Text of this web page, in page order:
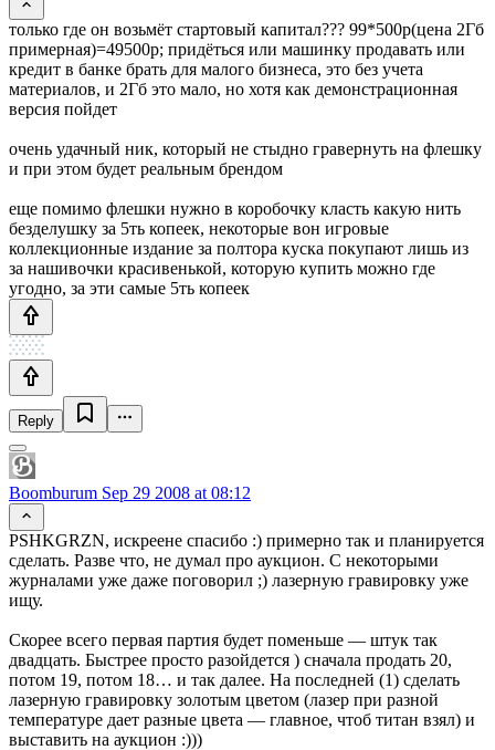
только где он возьмёт стартовый капитал??? 99*500р(цена 2Гб
примерная)=49500р; придёться или машинку продавать или
кредит в банке брать для малого бизнеса, это без учета
материалов, и 2Гб это мало, но хотя как демонстрационная
версия пойдет
очень удачный ник, который не стыдно гравернуть на флешку
и при этом будет реальным брендом
еще помимо флешки нужно в коробочку класть какую нить
безделушку за 5ть копеек, некоторые вон игровые
коллекционные издание за полтора куска покупают лишь из
за нашивочки красивенькой, которую купить можно где
угодно, за эти самые 5ть копеек
Reply
Boomburum Sep 29 2008 at 08:12
PSHKGRZN, искреене спасибо :) примерно так и планируется
сделать. Разве что, не думал про аукцион. С некоторыми
журналами уже даже поговорил ;) лазерную гравировку уже
ищу.
Скорее всего первая партия будет поменьше — штук так
двадцать. Быстрее просто разойдется ) сначала продать 20,
потом 19, потом 18… и так далее. На последней (1) сделать
лазерную гравировку золотым цветом (лазер при разной
температуре дает разные цвета — главное, чтоб титан взял) и
выставить на аукцион :)))